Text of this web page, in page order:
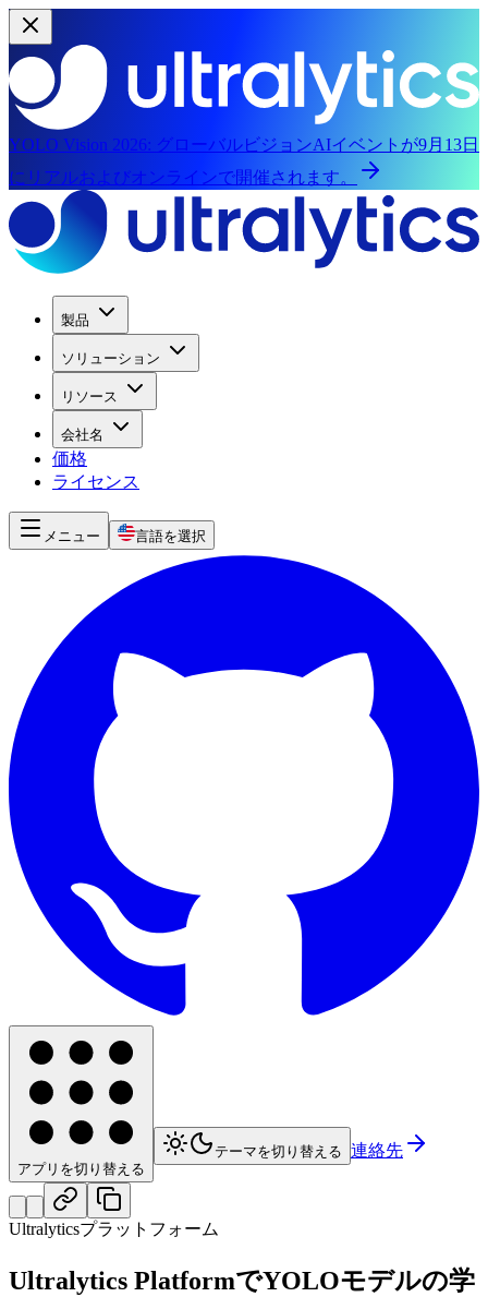
YOLO Vision 2026: グローバルビジョンAIイベントが9月13日
にリアルおよびオンラインで開催されます。
製品
ソリューション
リソース
会社名
価格
ライセンス
メニュー 言語を選択
アプリを切り替える
テーマを切り替える 連絡先
Ultralyticsプラットフォーム
Ultralytics PlatformでYOLOモデルの学